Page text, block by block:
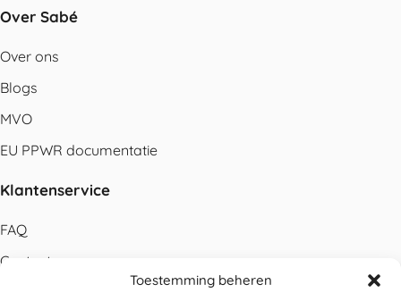
Toestemming beheren
Over Sabé
Over ons
Blogs
MVO
EU PPWR documentatie
Klantenservice
FAQ
Contact